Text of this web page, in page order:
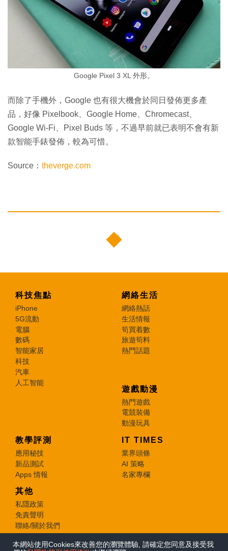
本網站使用Cookies來改善您的瀏覽體驗, 請確定您同意及接受我
Google Pixel 3 XL 外形。
而除了手機外，Google 也有很大機會於同日發佈更多產
品，好像 Pixelbook、Google Home、Chromecast、
Google Wi-Fi、Pixel Buds 等，不過早前就已表明不會有新
款智能手錶發佈，較為可惜。
Source： theverge.com
科技焦點
iPhone
5G流動
電腦
數碼
智能家居
科技
汽車
人工智能
網絡生活
網絡熱話
生活情報
筍買着數
旅遊筍料
熱門話題
遊戲動漫
熱門遊戲
電競裝備
動漫玩具
教學評測
應用秘技
新品測試
Apps 情報
IT TIMES
業界頭條
AI 策略
名家專欄
其他
私隱政策
免責聲明
聯絡/關於我們
© 2026 e-zone. All Rights Reserved.